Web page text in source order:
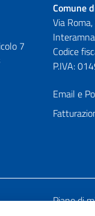
7
Comune
Via
Codice
P.IVA:
Email e
Piano di